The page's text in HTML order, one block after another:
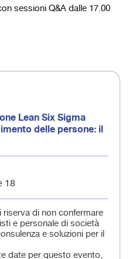
sessioni Q&A dalle 17.00
Lean Six Sigma
delle persone: il
18
di non confermare
e personale di società
e soluzioni per il
date per questo evento,